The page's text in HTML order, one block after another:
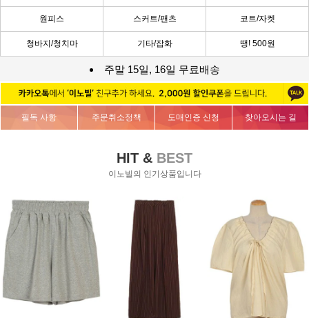
원피스 스커트/팬츠 코트/자켓
청바지/청치마 기타/잡화 땡! 500원
주말 15일, 16일 무료배송
필독 사항 주문취소정책 도매인증 신청 찾아오시는 길
HIT & BEST
이노빌의 인기상품입니다